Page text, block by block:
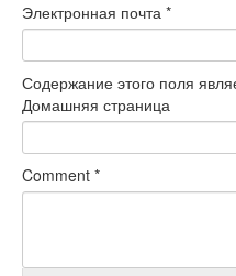
Электронная почта *
Содержание этого поля
Домашняя страница
Comment *